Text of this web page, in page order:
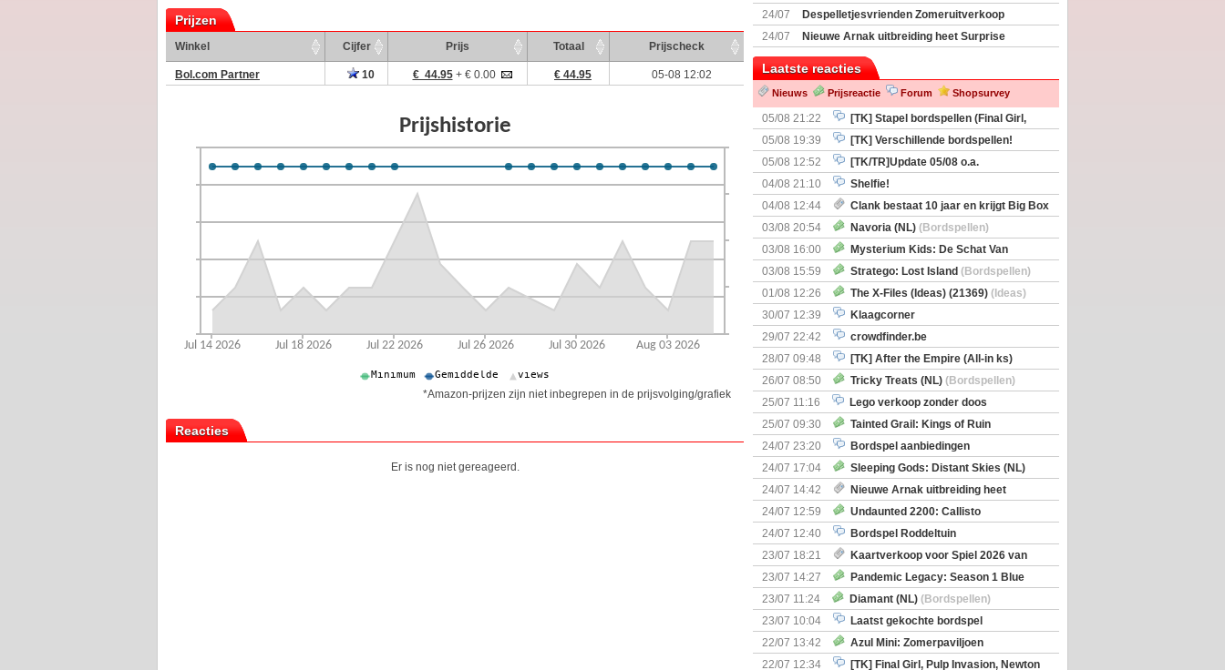
Prijzen
Winkel Cijfer Prijs Totaal Prijscheck
Bol.com Partner 10 € 44.95+ € 0.00 € 44.95 05-08 12:02
*Amazon-prijzen zijn niet inbegrepen in de prijsvolging/grafiek
Reacties
Er is nog niet gereageerd.
Boardgamegeek
24/07
Despelletjesvrienden Zomeruitverkoop
weekend van start
24/07
Nieuwe Arnak uitbreiding heet Surprise
Laatste reacties
Nieuws Prijsreactie Forum Shopsurvey
05/08 21:22
[TK] Stapel bordspellen (Final Girl,
Nemesis Retaliation, Zombicide Invader)
05/08 19:39
[TK] Verschillende bordspellen!
05/08 12:52
[TK/TR]Update 05/08 o.a.
Prijsverlagingen, Imperium Horizons, 20 Strong
04/08 21:10
Shelfie!
04/08 12:44
Clank bestaat 10 jaar en krijgt Big Box
+ nieuwe uitbreiding
03/08 20:54 Navoria (NL) (Bordspellen)
03/08 16:00
Mysterium Kids: De Schat Van
Kapitein Boe
(Bordspellen)
03/08 15:59 Stratego: Lost Island (Bordspellen)
01/08 12:26
The X-Files (Ideas) (21369) (Ideas)
30/07 12:39
Klaagcorner
29/07 22:42
crowdfinder.be
28/07 09:48
[TK] After the Empire (All-in ks)
26/07 08:50
Tricky Treats (NL) (Bordspellen)
25/07 11:16
Lego verkoop zonder doos
25/07 09:30
Tainted Grail: Kings of Ruin
Uitbreiding: Wyrd Encounters(Bordspellen)
24/07 23:20
Bordspel aanbiedingen
24/07 17:04
Sleeping Gods: Distant Skies (NL)
(Bordspellen)
24/07 14:42
Nieuwe Arnak uitbreiding heet
Surprise Shipments
24/07 12:59
Undaunted 2200: Callisto
(Bordspellen)
24/07 12:40
Bordspel Roddeltuin
23/07 18:21
Kaartverkoop voor Spiel 2026 van
start
23/07 14:27
Pandemic Legacy: Season 1 Blue
(Bordspellen)
23/07 11:24 Diamant (NL) (Bordspellen)
23/07 10:04
Laatst gekochte bordspel
22/07 13:42
Azul Mini: Zomerpaviljoen
(Bordspellen)
22/07 12:34 [TK] Final Girl, Pulp Invasion, Newton